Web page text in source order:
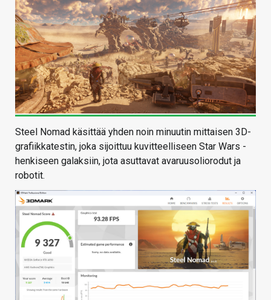
Steel Nomad käsittää yhden noin minuutin mittaisen 3D-
grafiikkatestin, joka sijoittuu kuvitteelliseen Star Wars -
henkiseen galaksiin, jota asuttavat avaruusoliorodut ja
robotit.